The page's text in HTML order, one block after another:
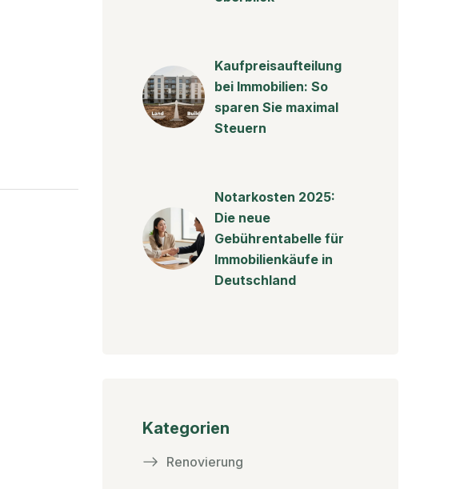
Kaufpreisaufteilung
bei Immobilien: So
sparen Sie maximal
Steuern
Notarkosten 2025:
Die neue
Gebührentabelle für
Immobilienkäufe in
Deutschland
Kategorien
Renovierung